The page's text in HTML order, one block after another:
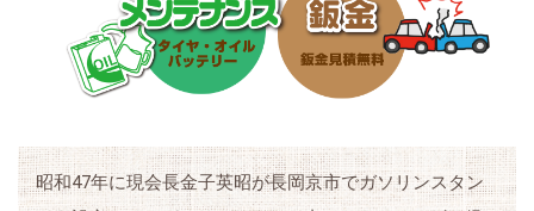
昭和47年に現会長金子英昭が長岡京市でガソリンスタン